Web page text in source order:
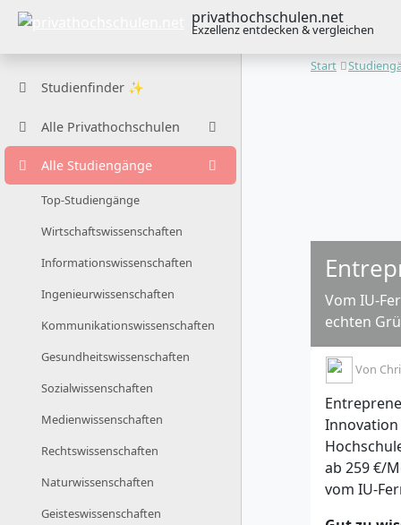
privathochschulen.net
Exzellenz entdecken & vergleichen
Studienfinder ✨
Alle Privathochschulen
Alle Studiengänge
Top-Studiengänge
Wirtschaftswissenschaften
Informationswissenschaften
Ingenieurwissenschaften
Kommunikationswissenschaften
Gesundheitswissenschaften
Sozialwissenschaften
Medienwissenschaften
Rechtswissenschaften
Naturwissenschaften
Geisteswissenschaften
Start
Vom IU-
echten
Von
Innovation
ab 259 €/
vom IU-